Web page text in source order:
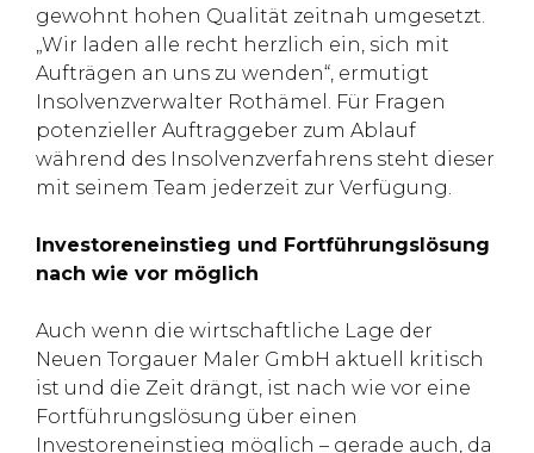
gewohnt hohen Qualität zeitnah umgesetzt.
„Wir laden alle recht herzlich ein, sich mit
Aufträgen an uns zu wenden“, ermutigt
Insolvenzverwalter Rothämel. Für Fragen
potenzieller Auftraggeber zum Ablauf
während des Insolvenzverfahrens steht dieser
mit seinem Team jederzeit zur Verfügung.
Investoreneinstieg und Fortführungslösung
nach wie vor möglich
Auch wenn die wirtschaftliche Lage der
Neuen Torgauer Maler GmbH aktuell kritisch
ist und die Zeit drängt, ist nach wie vor eine
Fortführungslösung über einen
Investoreneinstieg möglich – gerade auch, da